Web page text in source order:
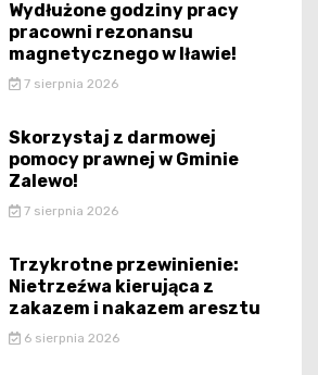
Wydłużone godziny pracy
pracowni rezonansu
magnetycznego w Iławie!
7 sierpnia 2026
Skorzystaj z darmowej
pomocy prawnej w Gminie
Zalewo!
7 sierpnia 2026
Trzykrotne przewinienie:
Nietrzeźwa kierująca z
zakazem i nakazem aresztu
6 sierpnia 2026